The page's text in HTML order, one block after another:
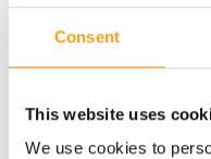
Consent
This website uses
We use cookies to